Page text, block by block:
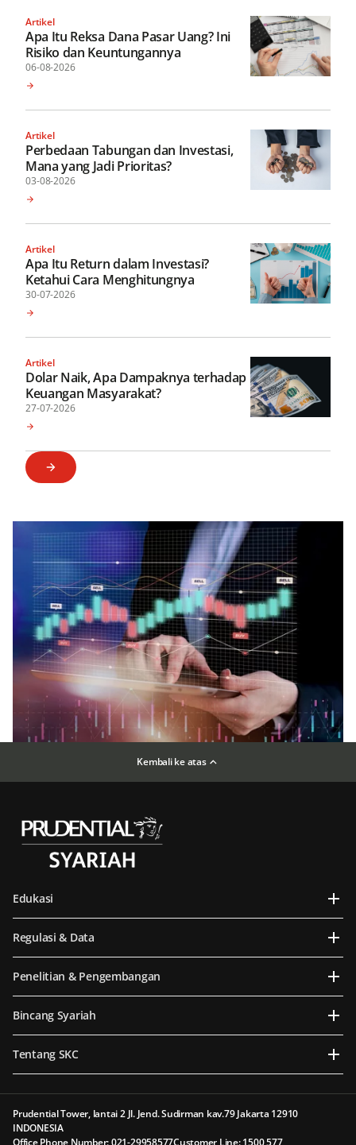
Artikel
Apa Itu Reksa Dana Pasar Uang? Ini
Risiko dan Keuntungannya
06-08-2026
Artikel
Perbedaan Tabungan dan Investasi,
Mana yang Jadi Prioritas?
03-08-2026
Artikel
Apa Itu Return dalam Investasi?
Ketahui Cara Menghitungnya
30-07-2026
Artikel
Dolar Naik, Apa Dampaknya terhadap
Keuangan Masyarakat?
27-07-2026
Kembali ke atas
Edukasi
Regulasi & Data
Penelitian & Pengembangan
Bincang Syariah
Tentang SKC
Prudential Tower, lantai 2 Jl. Jend. Sudirman kav.79 Jakarta 12910
INDONESIA
Office Phone Number: 021-29958577Customer Line: 1500 577